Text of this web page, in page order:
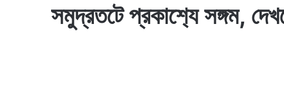
সমুদ্রতটে প্রকাশ‍্যে সঙ্গম,